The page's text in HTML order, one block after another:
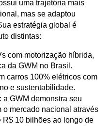
uma trajetória mais
mas se adaptou
estratégia global é
distintas:
com motorização híbrida,
da GWM no Brasil.
carros 100% elétricos com
e sustentabilidade.
a GWM demonstra seu
o mercado nacional através
R$ 10 bilhões ao longo de